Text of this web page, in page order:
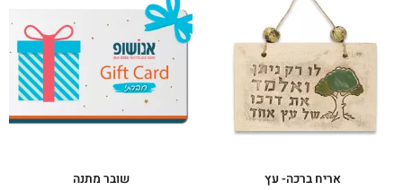
אריח ברכה- עץ שובר מתנה